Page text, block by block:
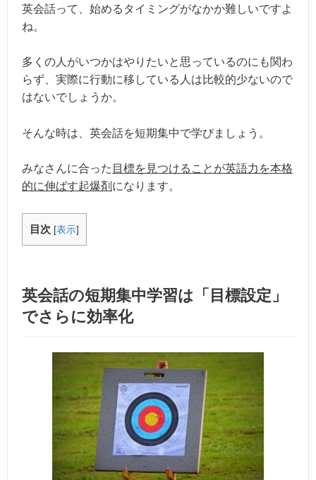
英会話って、始めるタイミングがなかか難しいですよ
ね。
多くの人がいつかはやりたいと思っているのにも関わ
らず、実際に行動に移している人は比較的少ないので
はないでしょうか。
そんな時は、英会話を短期集中で学びましょう。
みなさんに合った 目標を見つけることが英語力を本格
的に伸ばす起爆剤 になります。
目次 [表示]
英会話の短期集中学習は「目標設定」
でさらに効率化